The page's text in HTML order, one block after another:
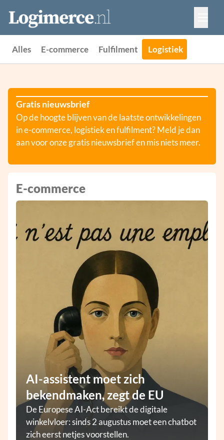
Vacatures
Events
Alles E-commerce Fulfilment Logistiek
Gratis nieuwsbrief
Op de hoogte blijven van de laatste ontwikkelingen
in e-commerce, logistiek en fulfilment? Meld je dan
aan voor onze gratis nieuwsbrief en mis niets meer.
E-commerce
AI-assistent moet zich
bekendmaken, zegt de EU
De Europese AI-Act bereikt de digitale
winkelvloer: sinds 2 augustus moet een chatbot
zich eerst netjes voorstellen.